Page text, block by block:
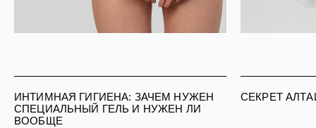
ИНТИМНАЯ ГИГИЕНА: ЗАЧЕМ НУЖЕН
СПЕЦИАЛЬНЫЙ ГЕЛЬ И НУЖЕН ЛИ
ВООБЩЕ
СЕКРЕТ